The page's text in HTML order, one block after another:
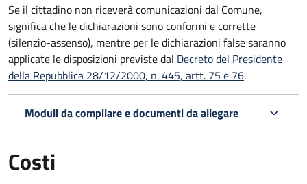
Se il cittadino non riceverà comunicazioni dal Comune,
significa che le dichiarazioni sono conformi e corrette
(silenzio-assenso), mentre per le dichiarazioni false saranno
applicate le disposizioni previste dal Decreto del Presidente
della Repubblica 28/12/2000, n. 445, artt. 75 e 76.
Moduli da compilare e documenti da allegare
Costi